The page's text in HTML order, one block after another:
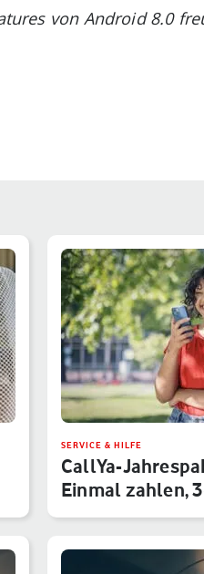
von Android 8.0
SERVICE & HILFE
CallYa-
Einmal zahlen,